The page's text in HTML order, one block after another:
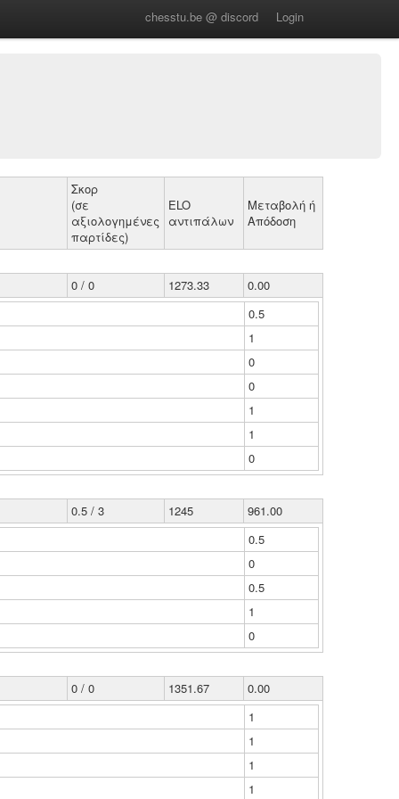
chesstu.be @ discord Login
Σκορ
(σε
αξιολογημένες
παρτίδες)
ELO
αντιπάλων
Μεταβολή ή
Απόδοση
0 / 0 1273.33
0.00
0.5
1
0
0
1
1
0
0.5 / 3 1245
961.00
0.5
0
0.5
1
0
0 / 0 1351.67
0.00
1
1
1
1